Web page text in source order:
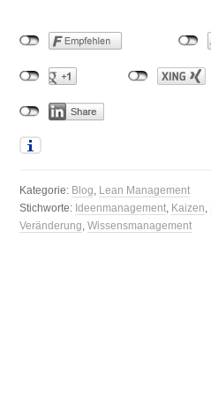
Kategorie: Blog, Lean Management
Stichworte: Ideenmanagement, Kaizen,
Veränderung,Wissensmanagement